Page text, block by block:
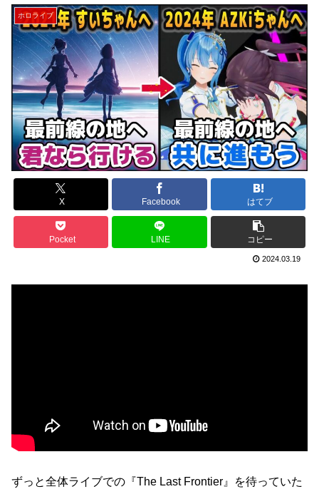
ホロライブ
X Facebook はてブ
Pocket LINE コピー
2024.03.19
ずっと全体ライブでの『The Last Frontier』を待っていた